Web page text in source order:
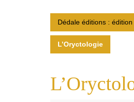
Dédale éditions :
L’Oryctologie